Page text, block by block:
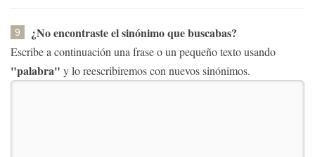
9 ¿No encontraste el sinónimo que buscabas?
Escribe a continuación una frase o un pequeño texto usando
"palabra" y lo reescribiremos con nuevos sinónimos.